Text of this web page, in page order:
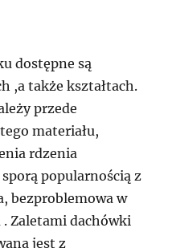
dostępne są
,a także kształtach.
przede
materiału,
rdzenia
popularnością z
bezproblemowa w
Zaletami dachówki
jest z